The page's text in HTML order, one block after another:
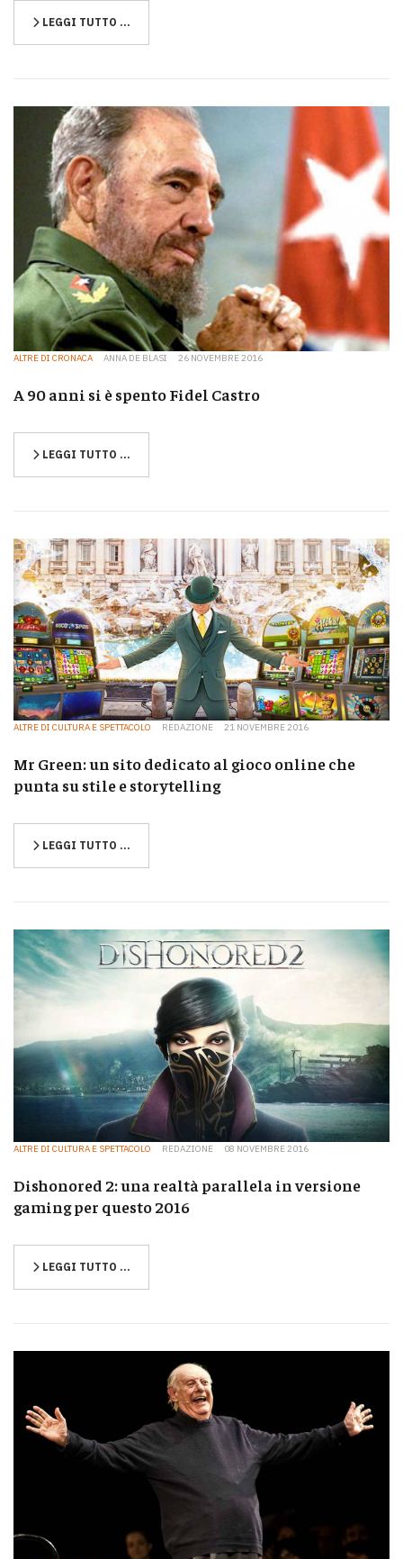
LEGGI TUTTO …
ALTRE DI CRONACA ANNA DE BLASI 26 NOVEMBRE 2016
A 90 anni si è spento Fidel Castro
LEGGI TUTTO …
ALTRE DI CULTURA E SPETTACOLO REDAZIONE 21 NOVEMBRE 2016
Mr Green: un sito dedicato al gioco online che
punta su stile e storytelling
LEGGI TUTTO …
ALTRE DI CULTURA E SPETTACOLO REDAZIONE 08 NOVEMBRE 2016
Dishonored 2: una realtà parallela in versione
gaming per questo 2016
LEGGI TUTTO …